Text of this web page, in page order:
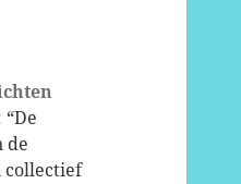
de
collectief